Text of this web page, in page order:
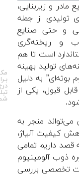
و زیربنایی،
از جمله
و حتی صنایع
و ریخته‌گری
است تا هم
تولید بهینه
بوته‌ای” به دلیل
قبول، یکی از
منجر به
کیفیت آلیاژ،
قصد داریم تمامی
ذوب آلومینیوم
تخصصی بررسی